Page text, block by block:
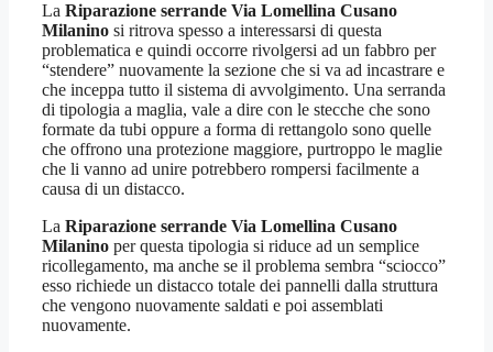
La Riparazione serrande Via Lomellina Cusano
Milanino si ritrova spesso a interessarsi di questa
problematica e quindi occorre rivolgersi ad un fabbro per
“stendere” nuovamente la sezione che si va ad incastrare e
che inceppa tutto il sistema di avvolgimento. Una serranda
di tipologia a maglia, vale a dire con le stecche che sono
formate da tubi oppure a forma di rettangolo sono quelle
che offrono una protezione maggiore, purtroppo le maglie
che li vanno ad unire potrebbero rompersi facilmente a
causa di un distacco.
La Riparazione serrande Via Lomellina Cusano
Milanino per questa tipologia si riduce ad un semplice
ricollegamento, ma anche se il problema sembra “sciocco”
esso richiede un distacco totale dei pannelli dalla struttura
che vengono nuovamente saldati e poi assemblati
nuovamente.